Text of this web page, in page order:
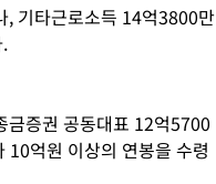
, 기타근로소득 14억3800만
금증권 공동대표 12억5700
억원 이상의 연봉을 수령